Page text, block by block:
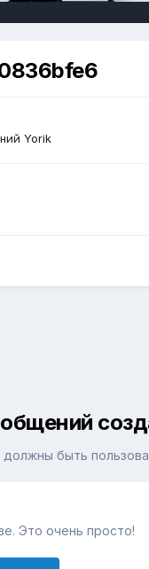
Yorik
быть
Это очень просто!